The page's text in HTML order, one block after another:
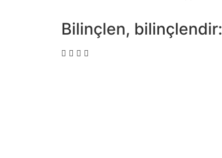
Bilinçlen, bilinçlendir: